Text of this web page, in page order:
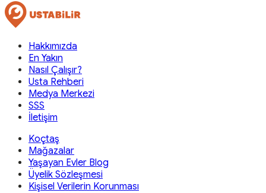
Hakkımızda
En Yakın
Nasıl Çalışır?
Usta Rehberi
Medya Merkezi
SSS
İletişim
Koçtaş
Mağazalar
Yaşayan Evler Blog
Üyelik Sözleşmesi
Kişisel Verilerin Korunması